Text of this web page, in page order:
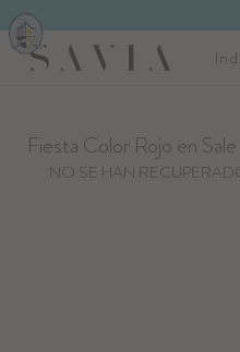
Fiesta Color Rojo en Sale
NO SE HAN